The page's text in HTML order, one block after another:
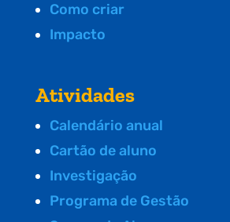
Como criar
Impacto
Atividades
Calendário anual
Cartão de aluno
Investigação
Programa de Gestão